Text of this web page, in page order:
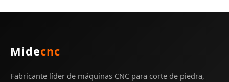
Midecnc
Fabricante líder de máquinas CNC para corte de piedra,